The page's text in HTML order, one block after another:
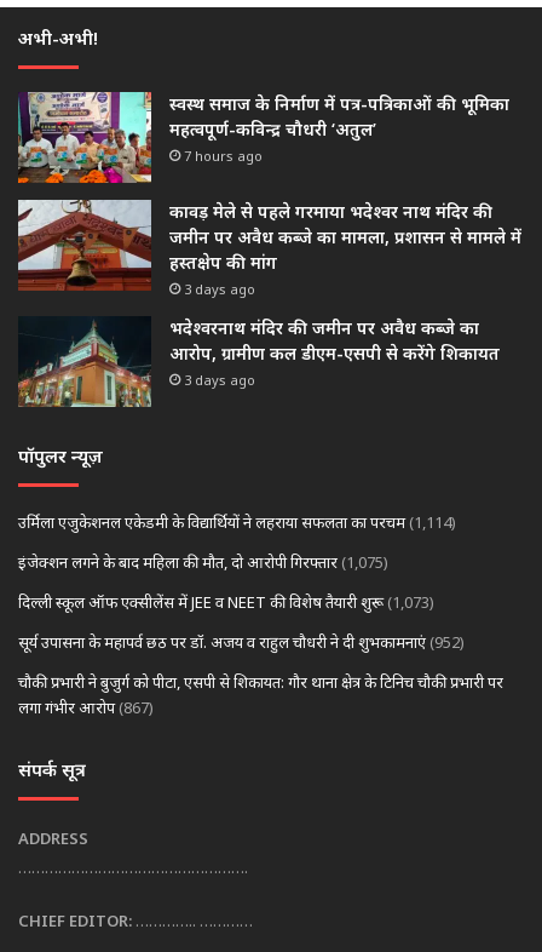
अभी-अभी!
स्वस्थ समाज के निर्माण में पत्र-पत्रिकाओं की भूमिका
महत्वपूर्ण-कविन्द्र चौधरी ‘अतुल’
7 hours ago
कावड़ मेले से पहले गरमाया भदेश्वर नाथ मंदिर की
जमीन पर अवैध कब्जे का मामला, प्रशासन से मामले में
हस्तक्षेप की मांग
3 days ago
भदेश्वरनाथ मंदिर की जमीन पर अवैध कब्जे का
आरोप, ग्रामीण कल डीएम-एसपी से करेंगे शिकायत
3 days ago
पॉपुलर न्यूज़
उर्मिला एजुकेशनल एकेडमी के विद्यार्थियों ने लहराया सफलता का परचम (1,114)
इंजेक्शन लगने के बाद महिला की मौत, दो आरोपी गिरफ्तार (1,075)
दिल्ली स्कूल ऑफ एक्सीलेंस में JEE व NEET की विशेष तैयारी शुरू (1,073)
सूर्य उपासना के महापर्व छठ पर डॉ. अजय व राहुल चौधरी ने दी शुभकामनाएं (952)
चौकी प्रभारी ने बुजुर्ग को पीटा, एसपी से शिकायत: गौर थाना क्षेत्र के टिनिच चौकी प्रभारी पर
लगा गंभीर आरोप (867)
संपर्क सूत्र
ADDRESS
…………………………………………….
CHIEF EDITOR: ………….. …………